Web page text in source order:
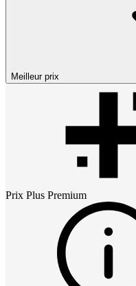
Meilleur prix
Prix Plus Premium